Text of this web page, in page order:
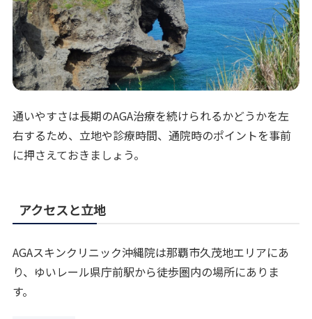
通いやすさは長期のAGA治療を続けられるかどうかを左
右するため、立地や診療時間、通院時のポイントを事前
に押さえておきましょう。
アクセスと立地
AGAスキンクリニック沖縄院は那覇市久茂地エリアにあ
り、ゆいレール県庁前駅から徒歩圏内の場所にありま
す。